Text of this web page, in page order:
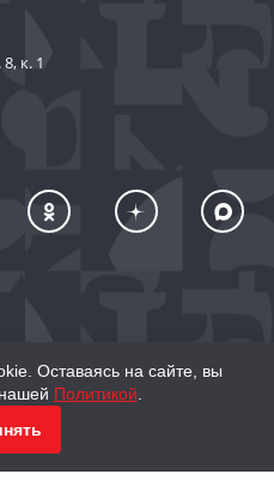
к. 1
«МОСКВА»
Оставаясь на сайте, вы
Политикой